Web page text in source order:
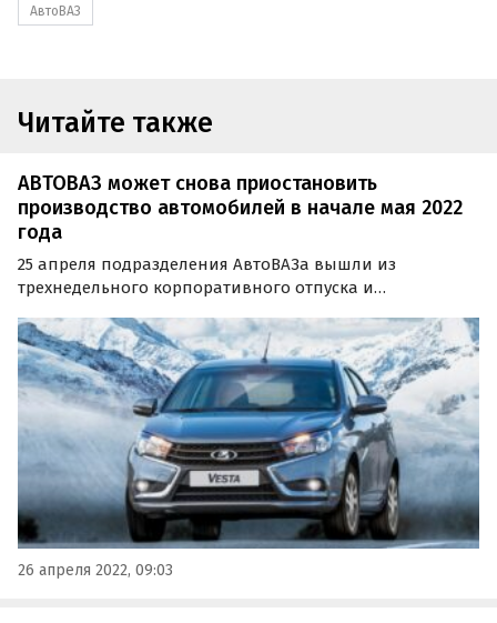
АвтоВАЗ
Читайте также
АВТОВАЗ может снова приостановить
производство автомобилей в начале мая 2022
года
25 апреля подразделения АвтоВАЗа вышли из
трехнедельного корпоративного отпуска и
начале мая отечественный автогигант может вновь
остановить производство, сообщают в сообществе
«Нетипичный АвтоВАЗ» в…
26 апреля 2022, 09:03